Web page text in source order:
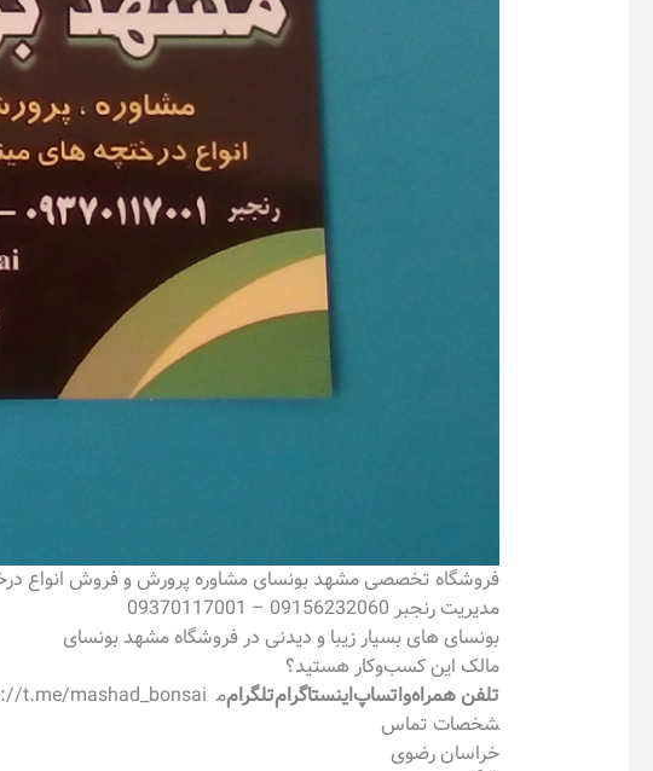
فروشگاه تخصصی مشهد بونسای مشاوره پرورش و فروش انواع
مدیریت رنجبر 09156232060 – 09370117001
بونسای های بسیار زیبا و دیدنی در فروشگاه مشهد بونسای
مالک این کسب‌وکار هستید؟
تلفن همراهواتساپاینستاگرامتلگرام t.me/mashad_bonsai م
شخصات تماس
خراسان رضوی